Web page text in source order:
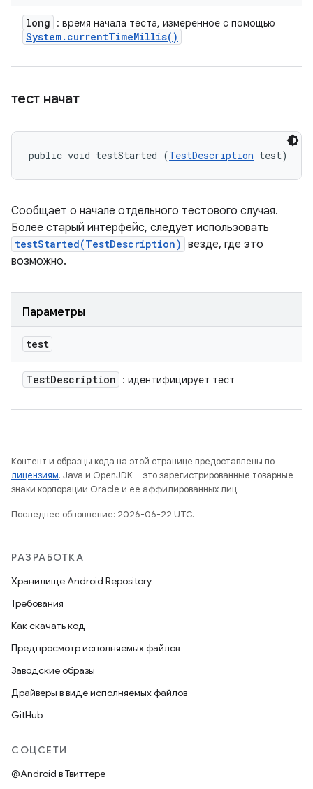
long : время начала теста, измеренное с помощью
System. currentTimeMillis( )
тест начат
public void testStarted (TestDescription test)
Сообщает о начале отдельного тестового случая.
Более старый интерфейс, следует использовать
testStarted(TestDescription) везде, где это
возможно.
Параметры
test
TestDescription : идентифицирует тест
Контент и образцы кода на этой странице предоставлены по
лицензиям. Java и OpenJDK – это зарегистрированные товарные
знаки корпорации Oracle и ее аффилированных лиц.
Последнее обновление: 2026-06-22 UTC.
РАЗРАБОТКА
Хранилище Android Repository
Требования
Как скачать код
Предпросмотр исполняемых файлов
Заводские образы
Драйверы в виде исполняемых файлов
GitHub
СОЦСЕТИ
@Android в Твиттере